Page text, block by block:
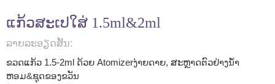
ແກ້ວສະເປໃສ່ 1.5ml&2ml
ລາຍ​ລະ​ອຽດ​ສັ້ນ​:
ຂວດແກ້ວ 1.5-2ml ດ້ວຍ Atomizerງ່າຍດາຍ, ສະຫຼາດຕົວຢ່າງນ້ຳ
ຫອມ&ຊຸດຂອງຂວັນ